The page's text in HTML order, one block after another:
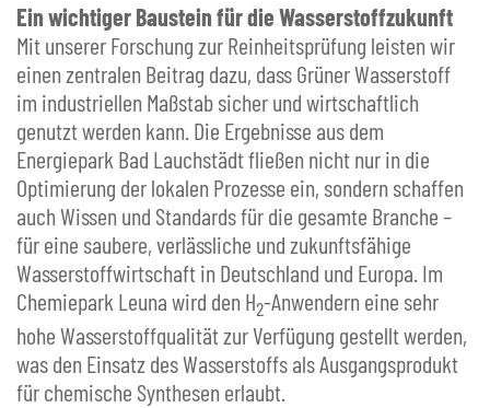
Ein wichtiger Baustein für die Wasserstoffzukunft
Mit unserer Forschung zur Reinheitsprüfung leisten wir
einen zentralen Beitrag dazu, dass Grüner Wasserstoff
im industriellen Maßstab sicher und wirtschaftlich
genutzt werden kann. Die Ergebnisse aus dem
Energiepark Bad Lauchstädt fließen nicht nur in die
Optimierung der lokalen Prozesse ein, sondern schaffen
auch Wissen und Standards für die gesamte Branche –
für eine saubere, verlässliche und zukunftsfähige
Wasserstoffwirtschaft in Deutschland und Europa. Im
Chemiepark Leuna wird den H2-Anwendern eine sehr
hohe Wasserstoffqualität zur Verfügung gestellt werden,
was den Einsatz des Wasserstoffs als Ausgangsprodukt
für chemische Synthesen erlaubt.